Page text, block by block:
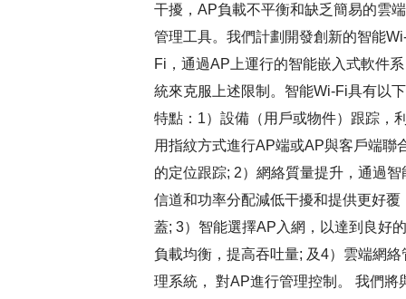
干擾，AP負載不平衡和缺乏簡易的雲端
管理工具。我們計劃開發創新的智能
Fi，通過AP上運行的智能嵌入式軟件系
統來克服上述限制。智能Wi-Fi具有以下
特點：1）設備（用戶或物件）跟踪，
用指紋方式進行AP端或AP與客戶端聯
的定位跟踪; 2）網絡質量提升，通過智
信道和功率分配減低干擾和提供更好覆
蓋; 3）智能選擇AP入網，以達到良好的
負載均衡，提高吞吐量; 及4）雲端網絡
理系統， 對AP進行管理控制。 我們將